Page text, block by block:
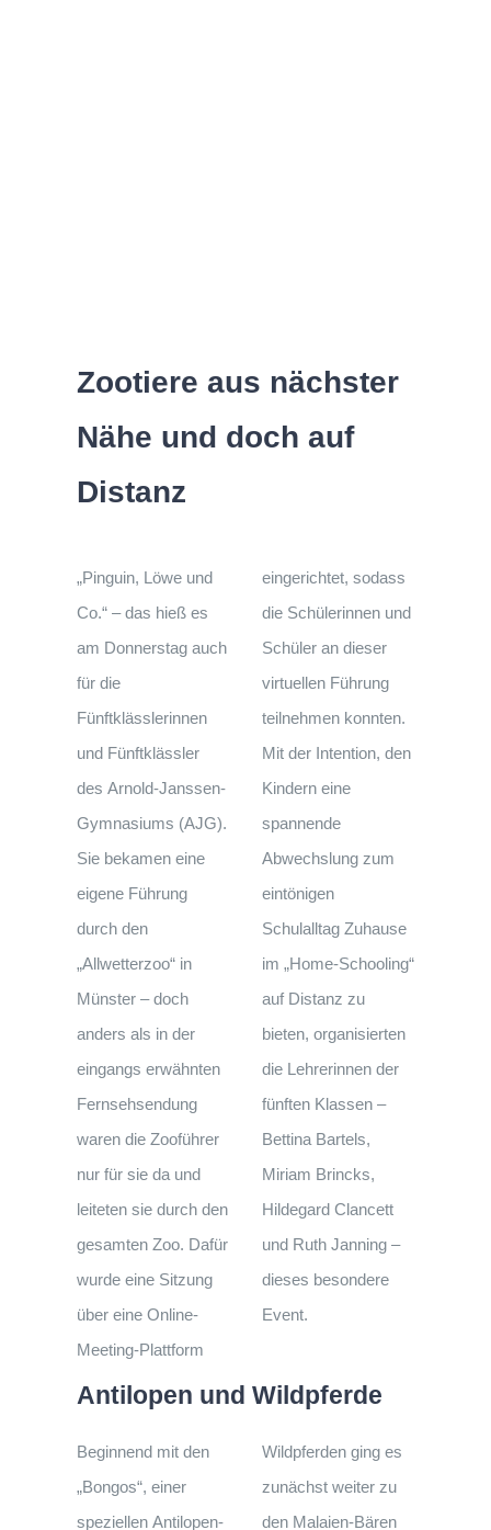
Zootiere aus nächster
Nähe und doch auf
Distanz
„Pinguin, Löwe und
Co.“ – das hieß es
am Donnerstag auch
für die
Fünftklässlerinnen
und Fünftklässler
des Arnold-Janssen-
Gymnasiums (AJG).
Sie bekamen eine
eigene Führung
durch den
„Allwetterzoo“ in
Münster – doch
anders als in der
eingangs erwähnten
Fernsehsendung
waren die Zooführer
nur für sie da und
leiteten sie durch den
gesamten Zoo. Dafür
wurde eine Sitzung
über eine Online-
Meeting-Plattform
eingerichtet, sodass
die Schülerinnen und
Schüler an dieser
virtuellen Führung
teilnehmen konnten.
Mit der Intention, den
Kindern eine
spannende
Abwechslung zum
eintönigen
Schulalltag Zuhause
im „Home-Schooling“
auf Distanz zu
bieten, organisierten
die Lehrerinnen der
fünften Klassen –
Bettina Bartels,
Miriam Brincks,
Hildegard Clancett
und Ruth Janning –
dieses besondere
Event.
Antilopen und Wildpferde
Beginnend mit den
„Bongos“, einer
speziellen Antilopen-
Wildpferden ging es
zunächst weiter zu
den Malaien-Bären